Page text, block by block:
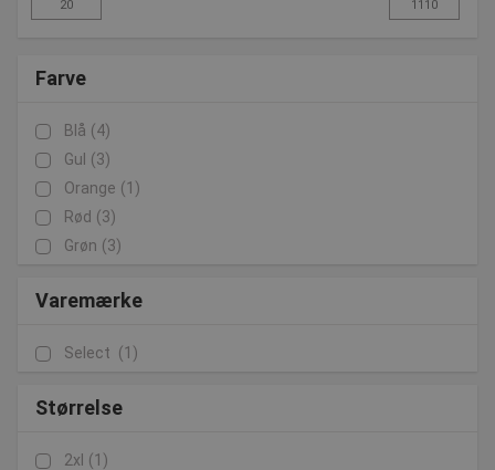
Farve
Blå (4)
Gul (3)
Orange (1)
Rød (3)
Grøn (3)
Varemærke
Select (1)
Størrelse
2xl (1)